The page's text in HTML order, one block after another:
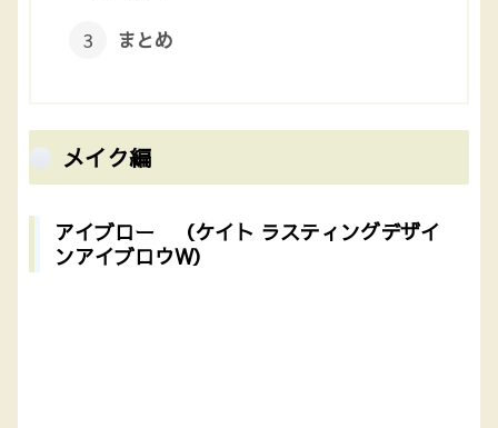
まとめ
メイク編
アイブロー （ケイト ラスティングデザイ
ンアイブロウW）